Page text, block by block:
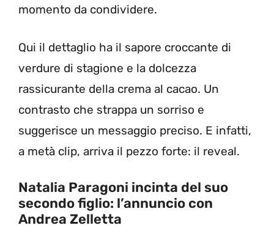
momento da condividere.
Qui il dettaglio ha il sapore croccante di
verdure di stagione e la dolcezza
rassicurante della crema al cacao. Un
contrasto che strappa un sorriso e
suggerisce un messaggio preciso. E infatti,
a metà clip, arriva il pezzo forte: il reveal.
Natalia Paragoni incinta del suo
secondo figlio: l’annuncio con
Andrea Zelletta